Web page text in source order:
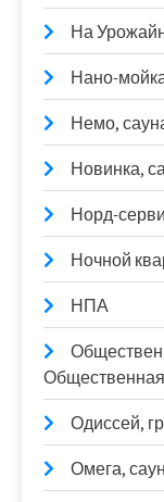
На
Нано-
Немо,
Новинка,
Норд-
Ночной
НПА
Одиссей,
Омега,